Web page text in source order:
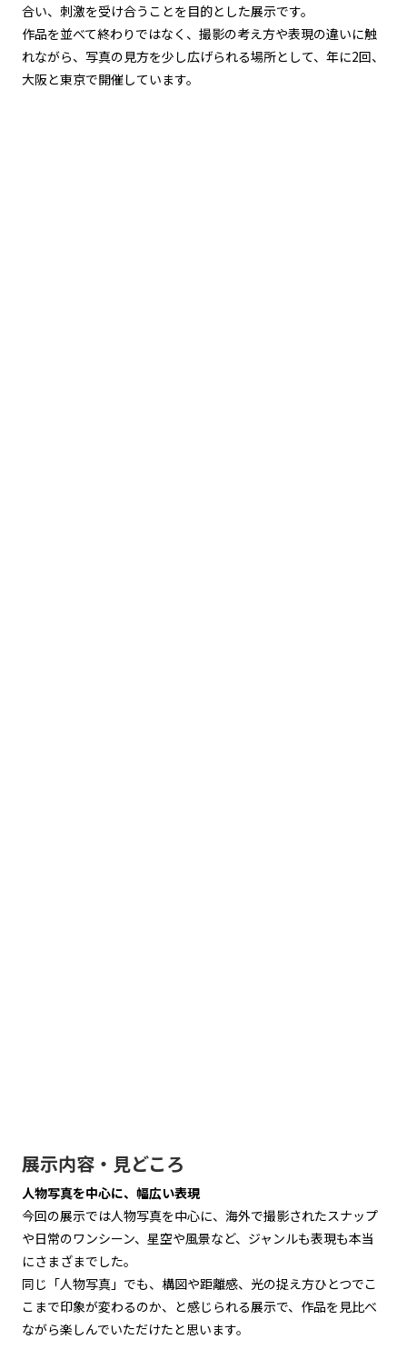
合い、刺激を受け合うことを目的とした展示です。
作品を並べて終わりではなく、撮影の考え方や表現の違いに触
れながら、写真の見方を少し広げられる場所として、年に2回、
大阪と東京で開催しています。
展示内容・見どころ
人物写真を中心に、幅広い表現
今回の展示では人物写真を中心に、海外で撮影されたスナップ
や日常のワンシーン、星空や風景など、ジャンルも表現も本当
にさまざまでした。
同じ「人物写真」でも、構図や距離感、光の捉え方ひとつでこ
こまで印象が変わるのか、と感じられる展示で、作品を見比べ
ながら楽しんでいただけたと思います。